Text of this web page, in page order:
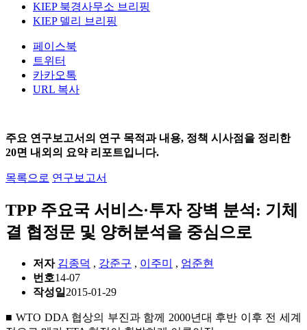
KIEP 북경사무소 브리핑
KIEP 델리 브리핑
페이스북
트위터
카카오톡
URL 복사
주요 연구보고서의 연구 목적과 내용, 정책 시사점을 정리한
20면 내외의 요약 리포트입니다.
목록으로 연구보고서
TPP 주요국 서비스·투자 장벽 분석: 기체
결 협정문 및 양허분석을 중심으로
저자 김종덕 , 강준구 , 이주미 , 엄준현
번호14-07
작성일 2015-01-29
■ WTO DDA 협상의 부진과 함께 2000년대 후반 이후 전 세계